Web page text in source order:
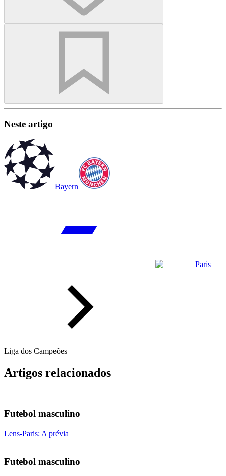
Neste artigo
Bayern
Paris
Liga dos Campeões
Artigos relacionados
Futebol masculino
Lens-Paris: A prévia
Futebol masculino